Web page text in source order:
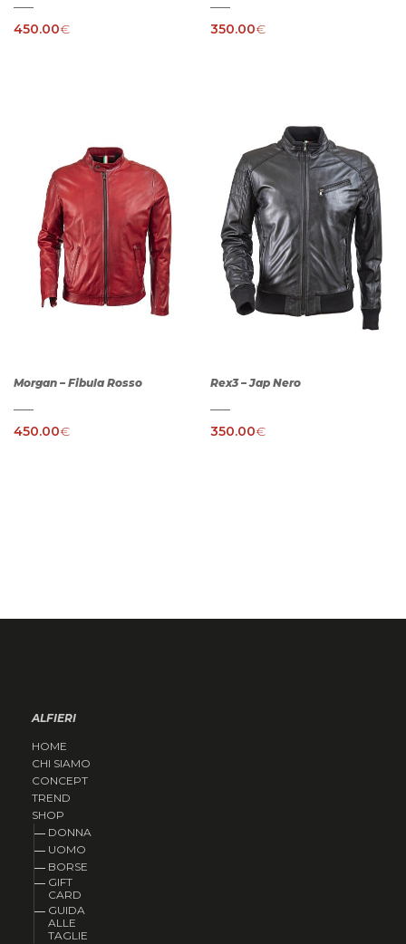
450.00€ 350.00€
Morgan – Fibula Rosso
450.00€
Rex3 – Jap Nero
350.00€
ALFIERI
HOME
CHI SIAMO
CONCEPT
TREND
SHOP
DONNA
UOMO
BORSE
GIFT
CARD
GUIDA
ALLE
TAGLIE